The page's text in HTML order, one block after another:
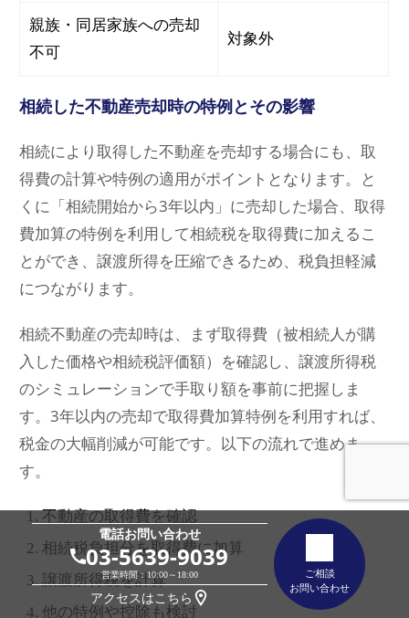
親族・同居家族への売却
不可
対象外
相続した不動産売却時の特例とその影響
相続により取得した不動産を売却する場合にも、取
得費の計算や特例の適用がポイントとなります。と
くに「相続開始から3年以内」に売却した場合、取得
費加算の特例を利用して相続税を取得費に加えるこ
とができ、譲渡所得を圧縮できるため、税負担軽減
につながります。
相続不動産の売却時は、まず取得費（被相続人が購
入した価格や相続税評価額）を確認し、譲渡所得税
のシミュレーションで手取り額を事前に把握しま
す。3年以内の売却で取得費加算特例を利用すれば、
税金の大幅削減が可能です。以下の流れで進めま
す。
不動産の取得費を確認
相続税負担分を取得費に加算
譲渡所得税を計算
他の特例や控除も検討
電話お問い合わせ
03-5639-9039
営業時間：10:00～18:00
アクセスはこちら
ご相談
お問い合わせ